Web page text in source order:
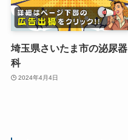
埼玉県さいたま市の泌尿器
科
2024年4月4日